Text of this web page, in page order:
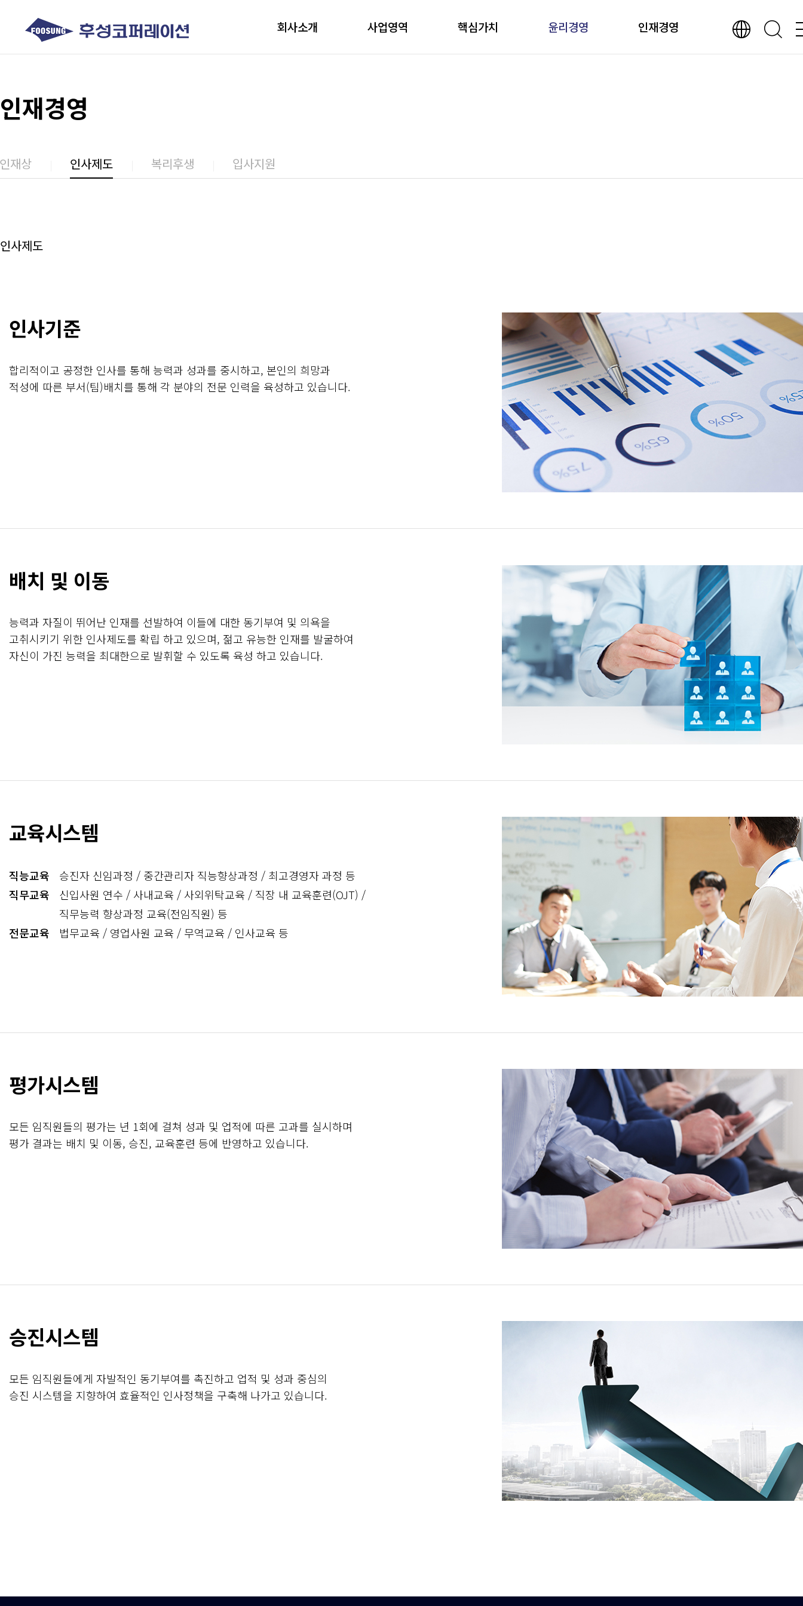
회사소개 사업영역 핵심가치 윤리경영 인재경영
인재경영
인재상 인사제도 복리후생 입사지원
인사제도
인사기준
합리적이고 공정한 인사를 통해 능력과 성과를 중시하고, 본인의 희망과
적성에 따른 부서(팀)배치를 통해 각 분야의 전문 인력을 육성하고 있습니다.
배치 및 이동
능력과 자질이 뛰어난 인재를 선발하여 이들에 대한 동기부여 및 의욕을
고취시키기 위한 인사제도를 확립 하고 있으며, 젊고 유능한 인재를 발굴하여
자신이 가진 능력을 최대한으로 발휘할 수 있도록 육성 하고 있습니다.
교육시스템
직능교육
승진자 신임과정 / 중간관리자 직능향상과정 / 최고경영자 과정 등
직무교육
신입사원 연수 / 사내교육 / 사외위탁교육 / 직장 내 교육훈련(OJT) /
직무능력 향상과정 교육(전임직원) 등
전문교육
법무교육 / 영업사원 교육 / 무역교육 / 인사교육 등
평가시스템
모든 임직원들의 평가는 년 1회에 걸쳐 성과 및 업적에 따른 고과를 실시하며
평가 결과는 배치 및 이동, 승진, 교육훈련 등에 반영하고 있습니다.
승진시스템
모든 임직원들에게 자발적인 동기부여를 촉진하고 업적 및 성과 중심의
승진 시스템을 지향하여 효율적인 인사정책을 구축해 나가고 있습니다.